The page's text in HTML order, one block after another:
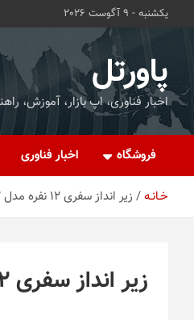
یکشنبه - 9 آگوست 2026
پاورتل
اخبار فناوری، اپ بازار، آموزش،
فروشگاه اخبار فناوری
خـانـه زیر انداز سفری 12 نفره مدل PO12
زیر انداز سفری 12 نفره مدل PO12